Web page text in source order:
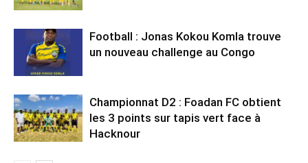
Football : Jonas Kokou Komla trouve
un nouveau challenge au Congo
Championnat D2 : Foadan FC obtient
les 3 points sur tapis vert face à
Hacknour